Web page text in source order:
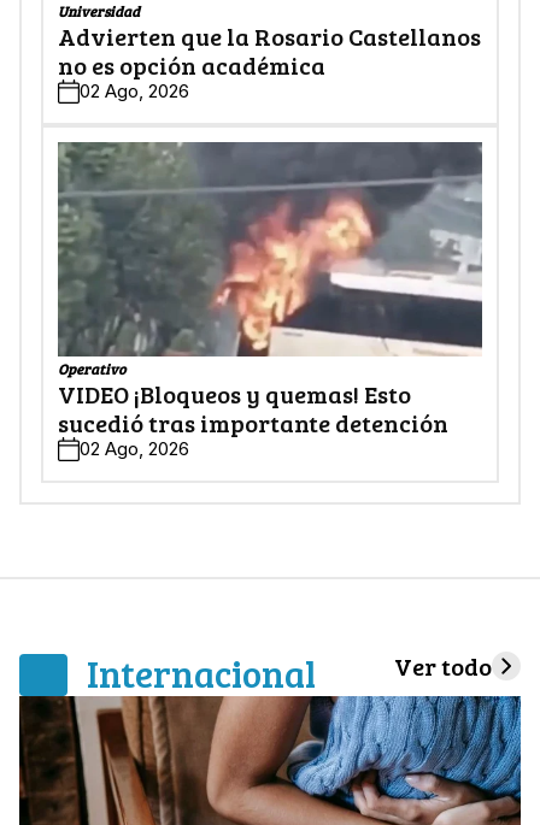
Universidad
Advierten que la Rosario Castellanos
no es opción académica
02 Ago, 2026
Operativo
VIDEO ¡Bloqueos y quemas! Esto
sucedió tras importante detención
02 Ago, 2026
Internacional Ver todo